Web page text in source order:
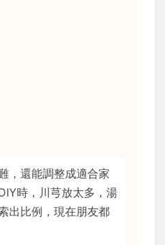
，還能調整成適合家
時，川芎放太多，湯
出比例，現在朋友都